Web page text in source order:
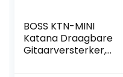
BOSS KTN-MINI
Katana Draagbare
Gitaarversterker,